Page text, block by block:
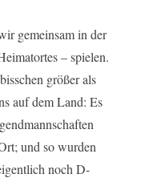
gemeinsam in der
– spielen.
größer als
auf dem Land: Es
und so wurden
noch D-